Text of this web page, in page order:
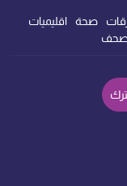
صحة
اقليميات